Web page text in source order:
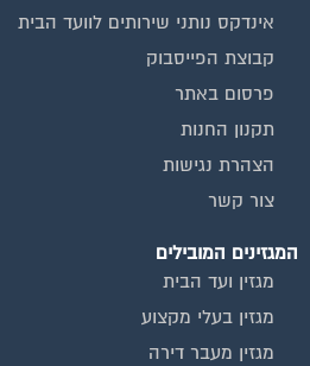
אינדקס נותני שירותים לוועד הבית
קבוצת הפייסבוק
פרסום באתר
תקנון החנות
הצהרת נגישות
צור קשר
המגזינים המובילים
מגזין ועד הבית
מגזין בעלי מקצוע
מגזין מעבר דירה